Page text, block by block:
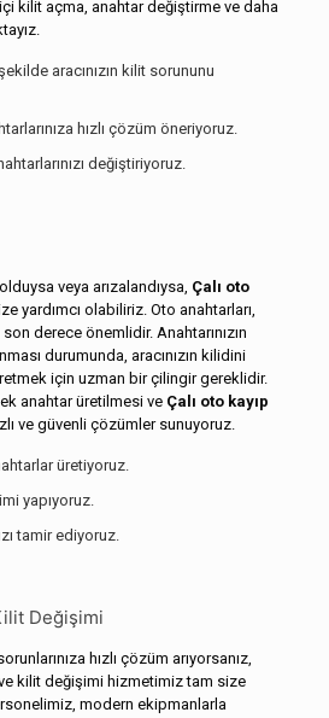
kilit açma, anahtar değiştirme ve daha
aracınızın kilit sorununu
hızlı çözüm öneriyoruz.
değiştiriyoruz.
veya arızalandıysa, Çalı oto
yardımcı olabiliriz. Oto anahtarları,
derece önemlidir. Anahtarınızın
durumunda, aracınızın kilidini
için uzman bir çilingir gereklidir.
anahtar üretilmesi ve Çalı oto kayıp
ve güvenli çözümler sunuyoruz.
üretiyoruz.
yapıyoruz.
tamir ediyoruz.
Değişimi
hızlı çözüm arıyorsanız,
kilit değişimi hizmetimiz tam size
modern ekipmanlarla